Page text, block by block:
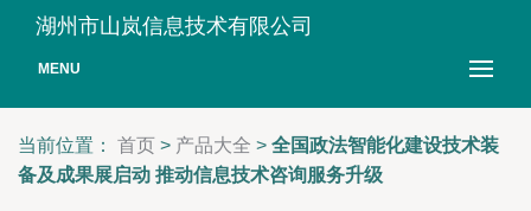
湖州市山岚信息技术有限公司
MENU
当前位置： 首页 > 产品大全 > 全国政法智能化建设技术装
备及成果展启动 推动信息技术咨询服务升级